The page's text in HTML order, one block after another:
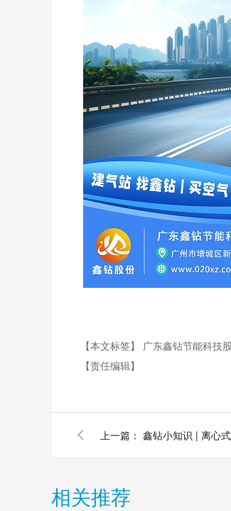
【本文标签】 广东鑫钻节能科技
【责任编辑】
上一篇： 鑫钻小知识 | 离心
相关推荐